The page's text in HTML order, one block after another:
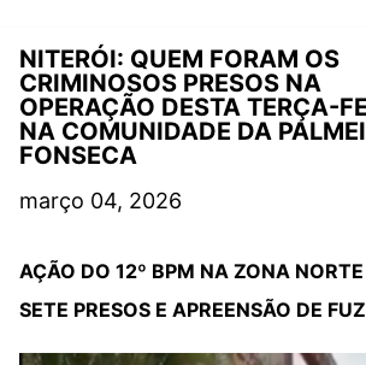
NITERÓI: QUEM FORAM OS
CRIMINOSOS PRESOS NA
OPERAÇÃO DESTA TERÇA-
NA COMUNIDADE DA
FONSECA
março 04, 2026
AÇÃO DO 12º BPM NA ZONA
SETE PRESOS E APREENSÃO DE